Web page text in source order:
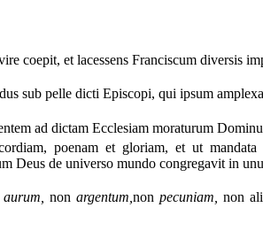
coepit, et lacessens Franciscum diversis
sub pelle dicti Episcopi, qui ipsum
ad dictam Ecclesiam moraturum
poenam et gloriam, et ut
Deus de universo mundo congregavit in
aurum,nonargentum,nonpecuniam, non